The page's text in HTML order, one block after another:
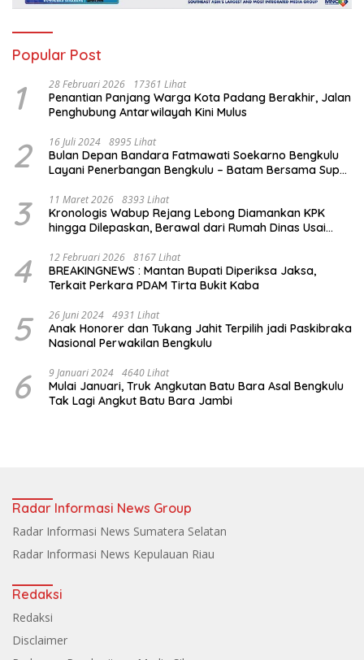
Popular Post
1 28 Februari 2026 17361 Lihat
Penantian Panjang Warga Kota Padang Berakhir, Jalan
Penghubung Antarwilayah Kini Mulus
2 16 Juli 2024 8995 Lihat
Bulan Depan Bandara Fatmawati Soekarno Bengkulu
Layani Penerbangan Bengkulu – Batam Bersama Super
3 11 Maret 2026 8393 Lihat
Kronologis Wabup Rejang Lebong Diamankan KPK
hingga Dilepaskan, Berawal dari Rumah Dinas Usai
4 12 Februari 2026 8167 Lihat
BREAKINGNEWS : Mantan Bupati Diperiksa Jaksa,
Terkait Perkara PDAM Tirta Bukit Kaba
5 26 Juni 2024 4931 Lihat
Anak Honorer dan Tukang Jahit Terpilih jadi Paskibraka
Nasional Perwakilan Bengkulu
6 9 Januari 2024 4640 Lihat
Mulai Januari, Truk Angkutan Batu Bara Asal Bengkulu
Tak Lagi Angkut Batu Bara Jambi
Radar Informasi News Group
Radar Informasi News Sumatera Selatan
Radar Informasi News Kepulauan Riau
Redaksi
Redaksi
Disclaimer